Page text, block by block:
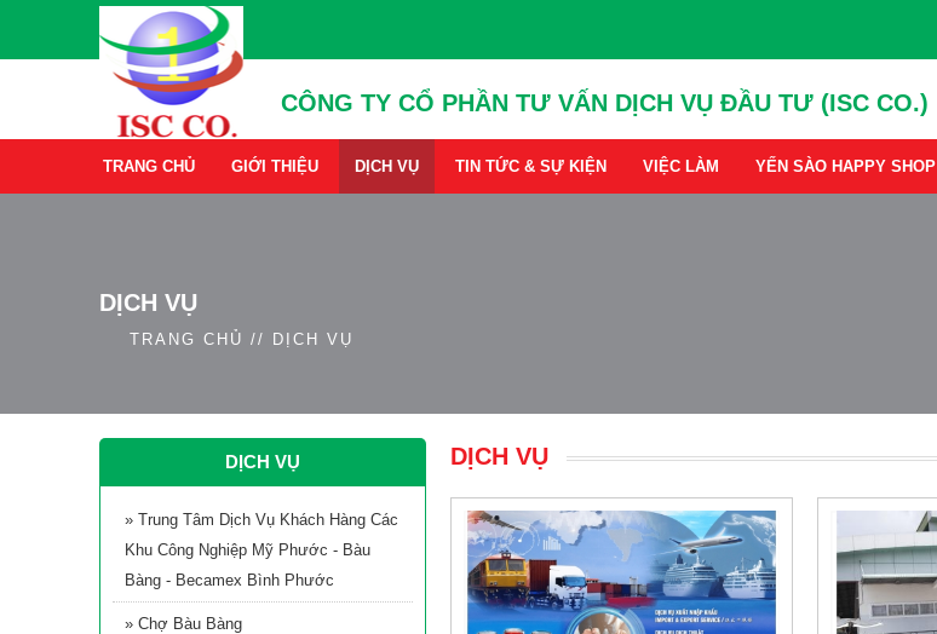
CÔNG TY CỔ PHẦN TƯ VẤN DỊCH VỤ ĐẦU TƯ (ISC CO.)
TRANG CHỦ GIỚI THIỆU DỊCH VỤ TIN TỨC & SỰ KIỆN VIỆC LÀM YẾN SÀO HAPPY SHOP
DỊCH VỤ
TRANG CHỦ // DỊCH VỤ
DỊCH VỤ
DỊCH VỤ
» Trung Tâm Dịch Vụ Khách Hàng Các
Khu Công Nghiệp Mỹ Phước - Bàu
Bàng - Becamex Bình Phước
» Chợ Bàu Bàng